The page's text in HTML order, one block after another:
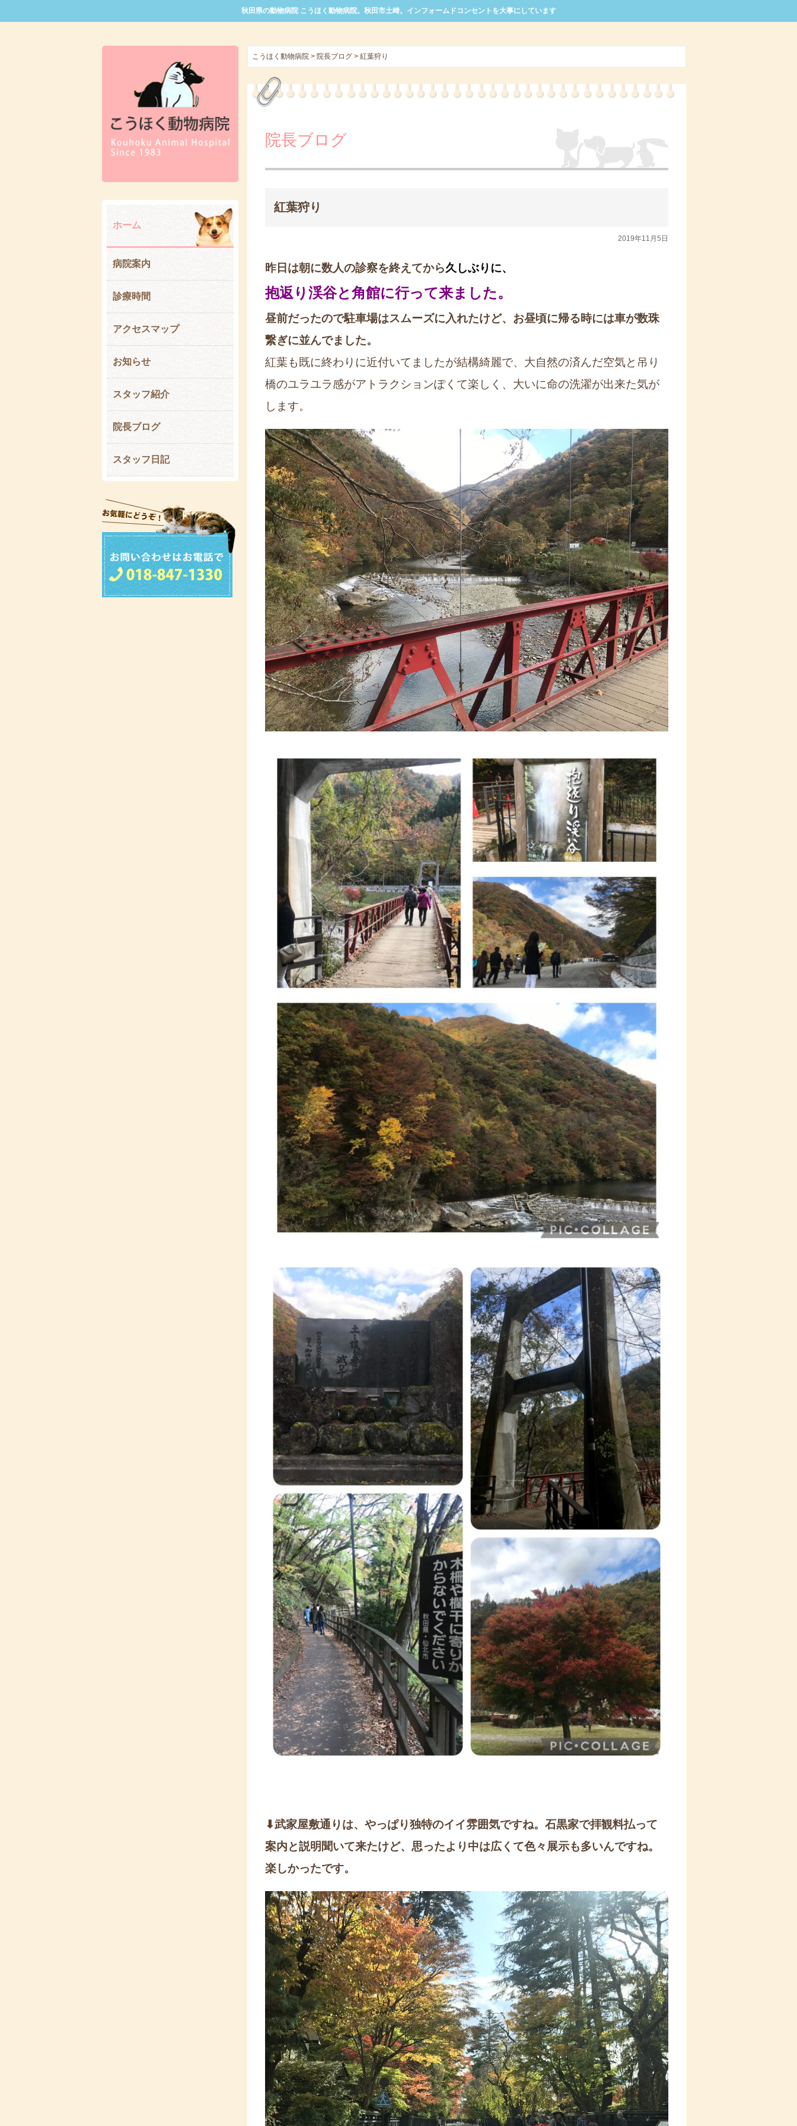
秋田県の動物病院 こうほく動物病院。秋田市土崎。インフォームドコンセントを大事にしています
ホーム
病院案内
診療時間
アクセスマップ
お知らせ
スタッフ紹介
院長ブログ
スタッフ日記
こうほく動物病院 > 院長ブログ > 紅葉狩り
院長ブログ
紅葉狩り
2019年11月5日
昨日は朝に数人の診察を終えてから久しぶりに、
抱返り渓谷と角館に行って来ました。
昼前だったので駐車場はスムーズに入れたけど、お昼頃に帰る時には車が数珠
繋ぎに並んでました。
紅葉も既に終わりに近付いてましたが結構綺麗で、大自然の済んだ空気と吊り
橋のユラユラ感がアトラクションぽくて楽しく、大いに命の洗濯が出来た気が
します。
⬇︎武家屋敷通りは、やっぱり独特のイイ雰囲気ですね。石黒家で拝観料払って
案内と説明聞いて来たけど、思ったより中は広くて色々展示も多いんですね。
楽しかったです。